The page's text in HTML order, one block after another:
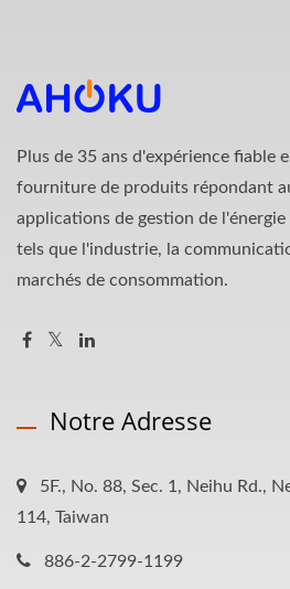
Plus de 35 ans d'expérience fiable
fourniture de produits répondant
applications de gestion de
tels que l'industrie, la
marchés de consommation.
Notre Adresse
5F., No. 88, Sec. 1, Neihu Rd.,
114, Taiwan
886-2-2799-1199